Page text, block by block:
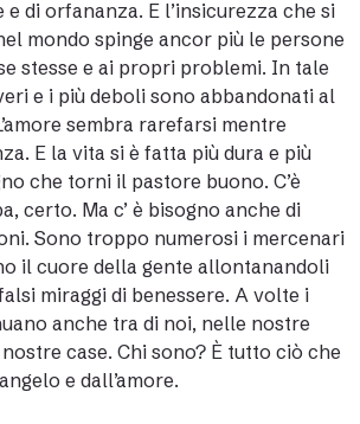
di orfananza. E l’insicurezza che si
mondo spinge ancor più le persone
stesse e ai propri problemi. In tale
e i più deboli sono abbandonati al
sembra rarefarsi mentre
E la vita si è fatta più dura e più
che torni il pastore buono. C’è
certo. Ma c’ è bisogno anche di
Sono troppo numerosi i mercenari
il cuore della gente allontanandoli
miraggi di benessere. A volte i
anche tra di noi, nelle nostre
case. Chi sono? È tutto ciò che
e dall’amore.